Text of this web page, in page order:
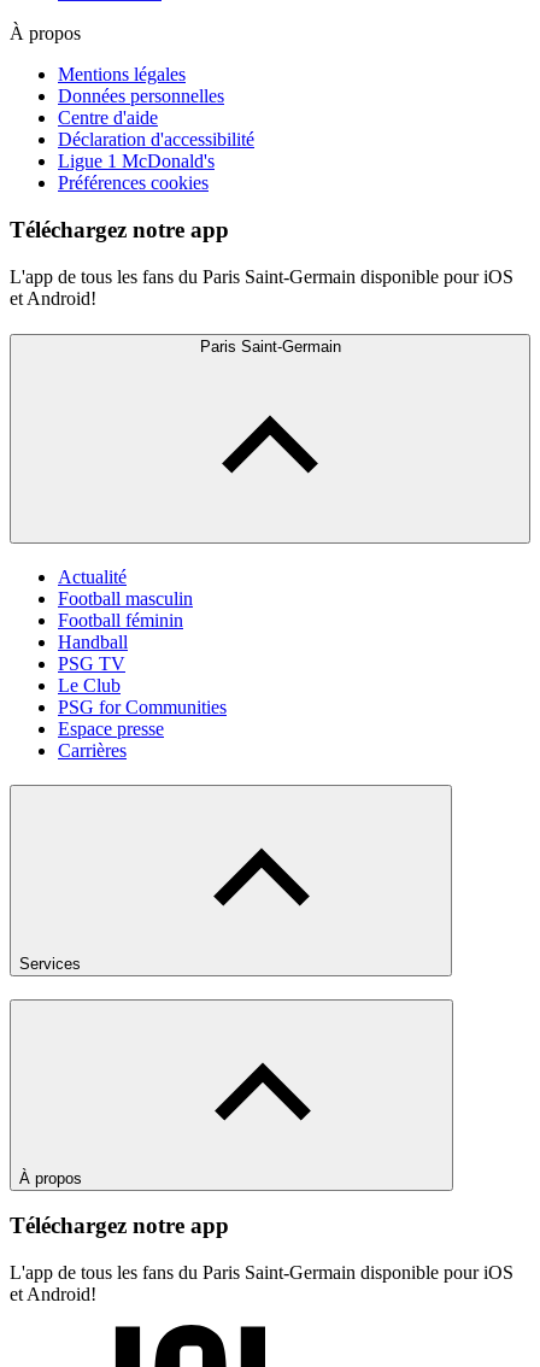
À propos
Mentions légales
Données personnelles
Centre d'aide
Déclaration d'accessibilité
Ligue 1 McDonald's
Préférences cookies
Téléchargez notre app
L'app de tous les fans du Paris Saint-Germain disponible pour iOS
et Android!
Paris Saint-Germain
Actualité
Football masculin
Football féminin
Handball
PSG TV
Le Club
PSG for Communities
Espace presse
Carrières
Services
À propos
Téléchargez notre app
L'app de tous les fans du Paris Saint-Germain disponible pour iOS
et Android!